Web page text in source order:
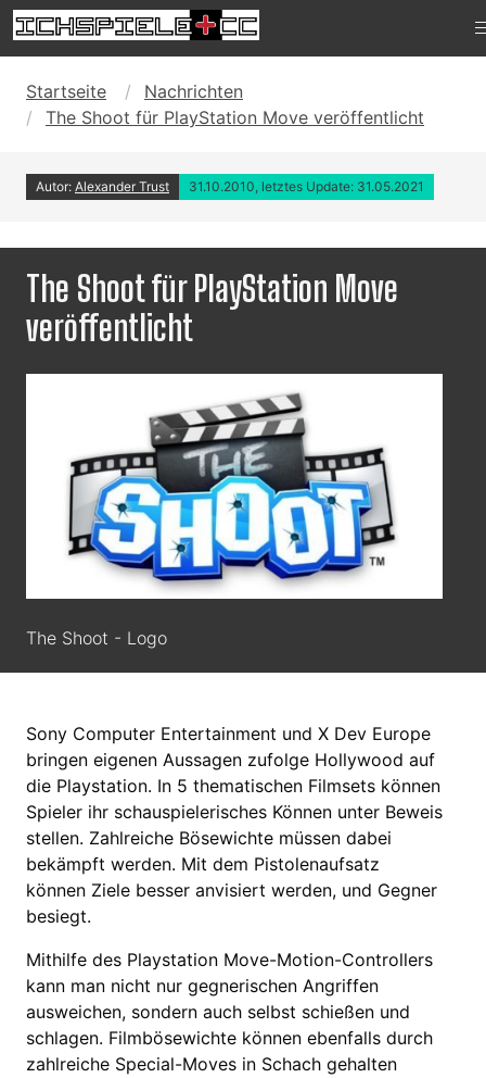
Startseite
Nachrichten
The Shoot für PlayStation Move veröffentlicht
Autor: Alexander Trust 31.10.2010, letztes Update: 31.05.2021
The Shoot für PlayStation Move
veröffentlicht
The Shoot - Logo
Sony Computer Entertainment und X Dev Europe
bringen eigenen Aussagen zufolge Hollywood auf
die Playstation. In 5 thematischen Filmsets können
Spieler ihr schauspielerisches Können unter Beweis
stellen. Zahlreiche Bösewichte müssen dabei
bekämpft werden. Mit dem Pistolenaufsatz
können Ziele besser anvisiert werden, und Gegner
besiegt.
Mithilfe des Playstation Move-Motion-Controllers
kann man nicht nur gegnerischen Angriffen
ausweichen, sondern auch selbst schießen und
schlagen. Filmbösewichte können ebenfalls durch
zahlreiche Special-Moves in Schach gehalten